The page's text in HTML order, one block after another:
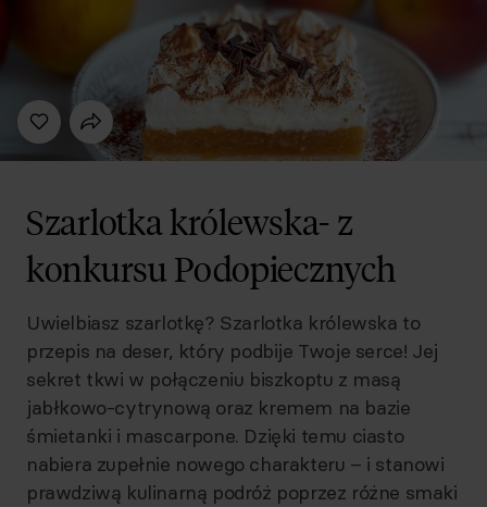
Szarlotka królewska- z
konkursu Podopiecznych
Uwielbiasz szarlotkę? Szarlotka królewska to
przepis na deser, który podbije Twoje serce! Jej
sekret tkwi w połączeniu biszkoptu z masą
jabłkowo-cytrynową oraz kremem na bazie
śmietanki i mascarpone. Dzięki temu ciasto
nabiera zupełnie nowego charakteru – i stanowi
prawdziwą kulinarną podróż poprzez różne smaki